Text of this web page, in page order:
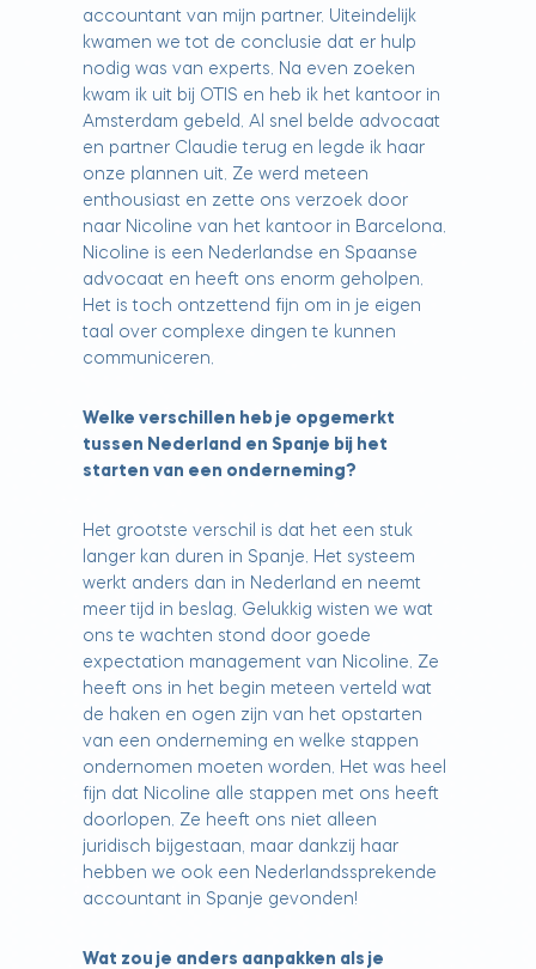
accountant van mijn partner. Uiteindelijk
kwamen we tot de conclusie dat er hulp
nodig was van experts. Na even zoeken
kwam ik uit bij OTIS en heb ik het kantoor in
Amsterdam gebeld. Al snel belde advocaat
en partner Claudie terug en legde ik haar
onze plannen uit. Ze werd meteen
enthousiast en zette ons verzoek door
naar Nicoline van het kantoor in Barcelona.
Nicoline is een Nederlandse en Spaanse
advocaat en heeft ons enorm geholpen.
Het is toch ontzettend fijn om in je eigen
taal over complexe dingen te kunnen
communiceren.
Welke verschillen heb je opgemerkt
tussen Nederland en Spanje bij het
starten van een onderneming?
Het grootste verschil is dat het een stuk
langer kan duren in Spanje. Het systeem
werkt anders dan in Nederland en neemt
meer tijd in beslag. Gelukkig wisten we wat
ons te wachten stond door goede
expectation management van Nicoline. Ze
heeft ons in het begin meteen verteld wat
de haken en ogen zijn van het opstarten
van een onderneming en welke stappen
ondernomen moeten worden. Het was heel
fijn dat Nicoline alle stappen met ons heeft
doorlopen. Ze heeft ons niet alleen
juridisch bijgestaan, maar dankzij haar
hebben we ook een Nederlandssprekende
accountant in Spanje gevonden!
Wat zou je anders aanpakken als je